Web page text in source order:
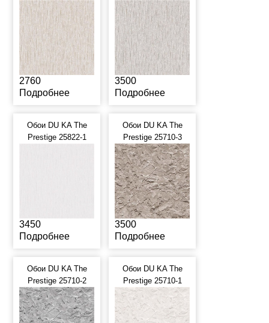
2760
Подробнее
3500
Подробнее
Обои DU KA The
Prestige 25822-1
3450
Подробнее
Обои DU KA The
Prestige 25710-3
3500
Подробнее
Обои DU KA The
Prestige 25710-2
Обои DU KA The
Prestige 25710-1